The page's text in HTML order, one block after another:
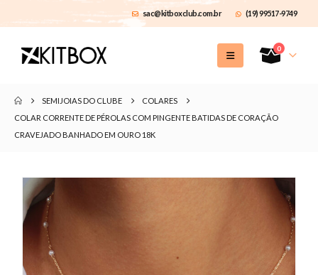
sac@kitboxclub.com.br (19) 99517-9749
0
SEMIJOIAS DO CLUBE
COLARES
COLAR CORRENTE DE PÉROLAS COM PINGENTE BATIDAS DE CORAÇÃO
CRAVEJADO BANHADO EM OURO 18K